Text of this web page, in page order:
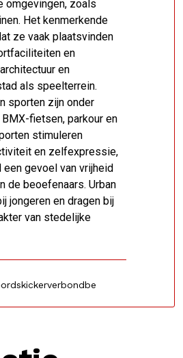
omgevingen, zoals
Het kenmerkende
ze vaak plaatsvinden
en
en
als speelterrein.
sporten zijn onder
fietsen, parkour en
stimuleren
en zelfexpressie,
gevoel van vrijheid
de beoefenaars. Urban
jongeren en dragen bij
van stedelijke